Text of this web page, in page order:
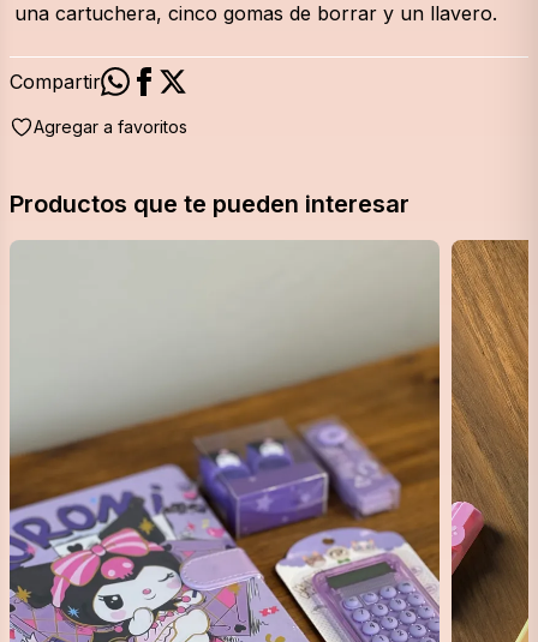
una cartuchera, cinco gomas de borrar y un llavero.
Compartir
Agregar a favoritos
Productos que te pueden interesar